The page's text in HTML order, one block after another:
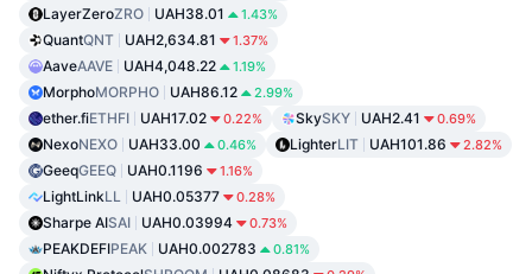
LayerZeroZRO UAH38.01 1.43%
QuantQNT UAH2,634.81 1.37%
AaveAAVE UAH4,048.22 1.19%
MorphoMORPHO UAH86.12 2.99%
ether.fiETHFI UAH17.02 0.22% SkySKY UAH2.41 0.69%
NexoNEXO UAH33.00 0.46% LighterLIT UAH101.86 2.82%
GeeqGEEQ UAH0.1196 1.16%
LightLinkLL UAH0.05377 0.28%
Sharpe AISAI UAH0.03994 0.73%
PEAKDEFIPEAK UAH0.002783 0.81%